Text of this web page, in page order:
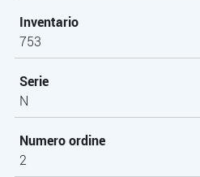
Inventario
753
Serie
N
Numero ordine
2